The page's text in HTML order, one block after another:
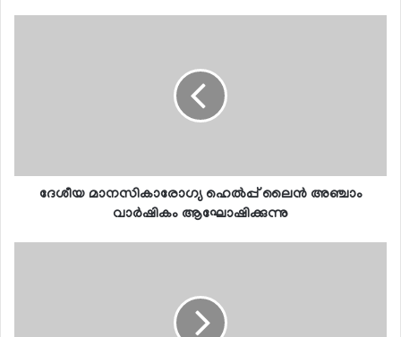
ദേശീയ മാനസികാരോഗ്യ ഹെല്‍പ്പ് ലൈന്‍ അഞ്ചാം
വാര്‍ഷികം ആഘോഷിക്കുന്നു